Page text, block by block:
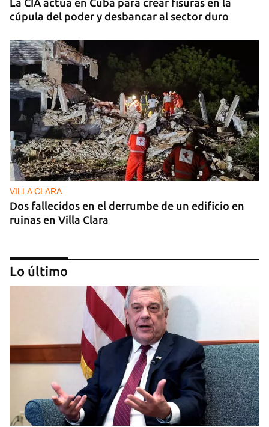
cúpula del poder y desbancar al sector duro
VILLA CLARA
Dos fallecidos en el derrumbe de un edificio en
ruinas en Villa Clara
FOTO DEL DÍA
Un litro de aceite cuesta ya más de dos salarios
mínimos
Lo último